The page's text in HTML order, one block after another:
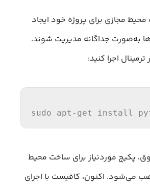
مجازی برای پروژه خود ایجاد
به‌صورت جداگانه مدیریت شوند.
اجرا کنید:
sudo apt- get install
پکیج موردنیاز برای ساخت محیط
می‌شود. اکنون، کافیست با اجرای